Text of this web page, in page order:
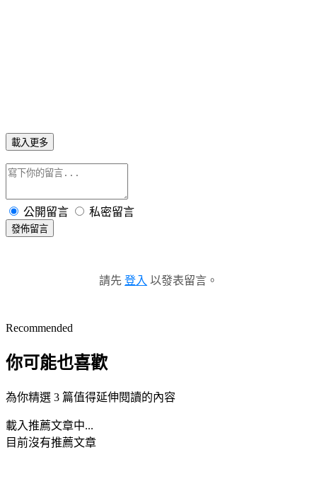
載入更多
公開留言 私密留言
發佈留言
請先 登入 以發表留言。
Recommended
你可能也喜歡
為你精選 3 篇值得延伸閱讀的內容
載入推薦文章中...
目前沒有推薦文章